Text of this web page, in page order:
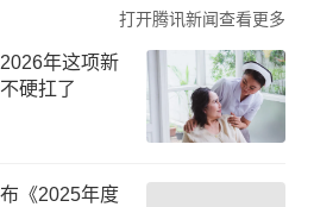
打开腾讯新闻查看更多
年这项新
硬扛了
《2025年度